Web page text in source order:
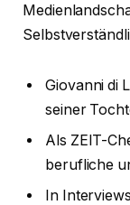
Giovanni di
seiner
Als ZEIT-
berufliche
In